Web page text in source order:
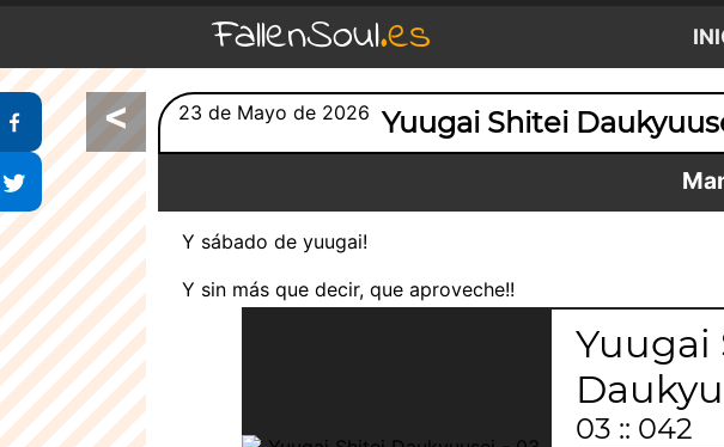
FallenSoul.es
<
Compartir en Facebook
Compartir en Twitter
23 de Mayo de 2026 Yuugai Shitei
Y sábado de yuugai!
Y sin más que decir, que aproveche!!
Yuugai
03 :: 042